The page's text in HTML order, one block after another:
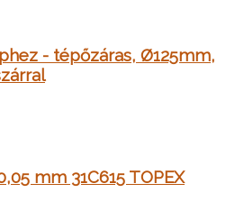
- tépőzáras, Ø125mm,
mm 31C615 TOPEX